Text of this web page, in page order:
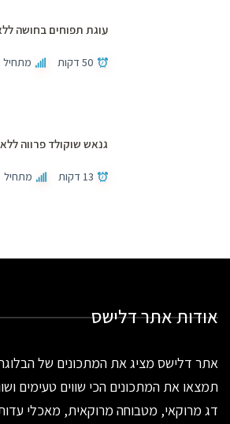
עוגת תפוחים בחושה
50 דקות מתחיל
גנאש שוקולד פרווה
13 דקות מתחיל
אודות אתר דלישס
אתר דלישס מציג את המתכונים של
תמצאו את המתכונים הכי שווים טעימים
דג מרוקאי, מטבוחה מרוקאית, מאכלי